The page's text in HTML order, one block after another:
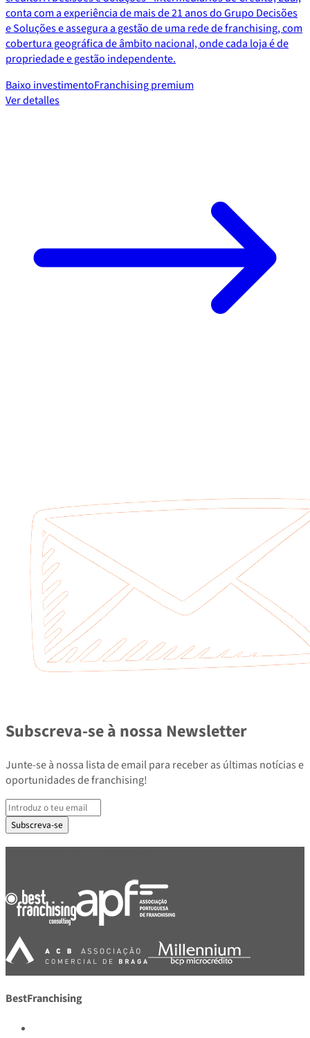
conta com a experiência de mais de 21 anos do Grupo Decisões
e Soluções e assegura a gestão de uma rede de franchising, com
cobertura geográfica de âmbito nacional, onde cada loja é de
propriedade e gestão independente.
Baixo investimentoFranchising premium
Ver detalles
Subscreva-se à nossa Newsletter
Junte-se à nossa lista de email para receber as últimas notícias e
oportunidades de franchising!
Subscreva-se
BestFranchising